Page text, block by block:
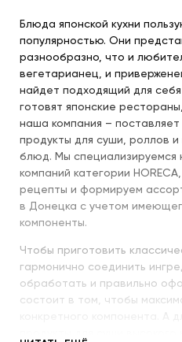
Блюда японской кухни
популярностью. Они
разнообразно, что и
вегетарианец, и
найдет подходящий для
готовят японские
наша компания –
продукты для суши, роллов и
блюд. Мы специализируемся
компаний категории
рецепты и формируем
в Донецка с учетом
компоненты.
Чтобы приготовить
гармонично соединить
обработать и правильно
состоит в том, чтобы